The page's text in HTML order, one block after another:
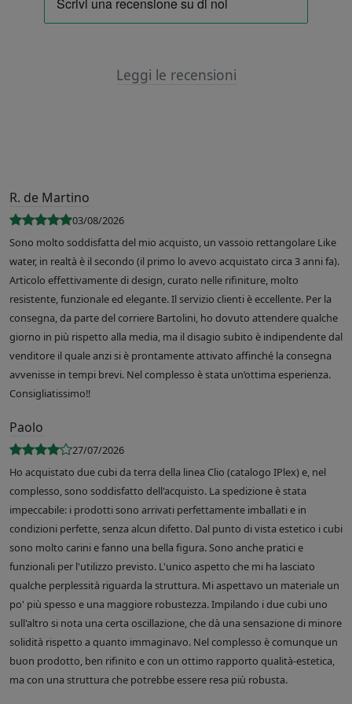
Leggi le recensioni
R. de Martino
03/08/2026
Sono molto soddisfatta del mio acquisto, un vassoio rettangolare Like
water, in realtà è il secondo (il primo lo avevo acquistato circa 3 anni fa).
Articolo effettivamente di design, curato nelle rifiniture, molto
resistente, funzionale ed elegante. Il servizio clienti è eccellente. Per la
consegna, da parte del corriere Bartolini, ho dovuto attendere qualche
giorno in più rispetto alla media, ma il disagio subito è indipendente dal
venditore il quale anzi si è prontamente attivato affinché la consegna
avvenisse in tempi brevi. Nel complesso è stata un’ottima esperienza.
Consigliatissimo!!
Paolo
27/07/2026
Ho acquistato due cubi da terra della linea Clio (catalogo IPlex) e, nel
complesso, sono soddisfatto dell'acquisto. La spedizione è stata
impeccabile: i prodotti sono arrivati perfettamente imballati e in
condizioni perfette, senza alcun difetto. Dal punto di vista estetico i cubi
sono molto carini e fanno una bella figura. Sono anche pratici e
funzionali per l'utilizzo previsto. L'unico aspetto che mi ha lasciato
qualche perplessità riguarda la struttura. Mi aspettavo un materiale un
po' più spesso e una maggiore robustezza. Impilando i due cubi uno
sull'altro si nota una certa oscillazione, che dà una sensazione di minore
solidità rispetto a quanto immaginavo. Nel complesso è comunque un
buon prodotto, ben rifinito e con un ottimo rapporto qualità-estetica,
ma con una struttura che potrebbe essere resa più robusta.